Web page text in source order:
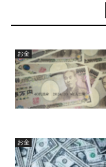
お金
お金